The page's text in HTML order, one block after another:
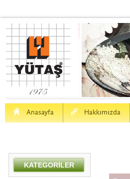
Anasayfa
H Hakkımızda
a
KATEGORİLER